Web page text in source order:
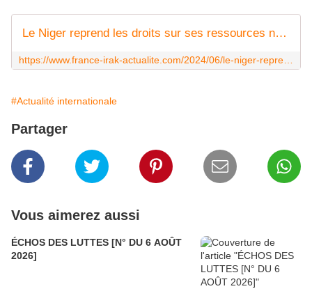
Le Niger reprend les droits sur ses ressources naturelles - France-Irak Actualité : actualités du Golfe à l'Atlantique
#Actualité internationale
Partager
Vous aimerez aussi
ÉCHOS DES LUTTES [N° DU 6 AOÛT
2026]